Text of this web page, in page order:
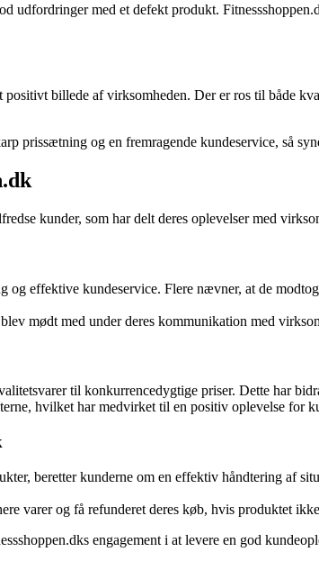
udfordringer med et defekt produkt.
positivt billede af virksomheden. Der er ros til både
prissætning og en fremragende kundeservice, så
kunder, som har delt deres oplevelser med
og effektive kundeservice. Flere nævner, at de
mødt med under deres kommunikation med
til konkurrencedygtige priser. Dette har
hvilket har medvirket til en positiv oplevelse for
beretter kunderne om en effektiv håndtering af
varer og få refunderet deres køb, hvis produktet
engagement i at levere en god